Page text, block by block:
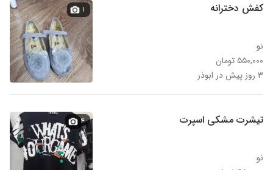
کفش دخترانه
نو
۵۵۰,۰۰۰ تومان
۳ روز پیش در ابوذر
۱
تیشرت مشکی اسپرت
نو
۴